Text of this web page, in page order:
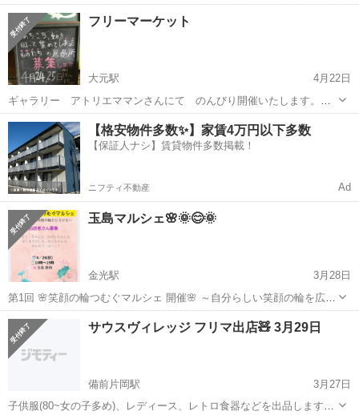
😊 ピンポンやオランダローズテール らんちうなどを特別価格にて 販
売致します😊 無人販売店は、半額セールです。 よろしくお願い致しま
す。
岡山 岡山市 大元駅 フリーマーケット
フリーマーケット
大元駅
4月22日
ギャラリー アトリエママンさんにて のんびり開催いたします。お
時間ある方、賑やかしにおいでください。 ビジネスにするには不十
分かと思いますので、ご理解下さい。
岡山 岡山市 大元駅 フリーマーケット ビジネス
【格安物件多数✨】家賃4万円以下多数
【保証人ナシ】賃貸物件多数掲載！
ニフティ不動産 Ad
玉島マルシェ🌸🌞😊🌞
金光駅
3月28日
第1回 🌸笑顔の輪つむぐマルシェ 開催🌸 ～自分らしい笑顔の輪を広げ
る～ 一緒に、あたたかい時間をつくってくださる出店者さんを募集し
てます😊 青空の下☁ 人と人が、やさしくつながる場所👐 ここで...
岡山 金光駅 フリーマーケット 玉島
サウスヴィレッジ フリマ出店🧸 3月29日
備前片岡駅
3月27日
子供服(80~女の子多め)、レディース、レトロ食器などを出品します✨